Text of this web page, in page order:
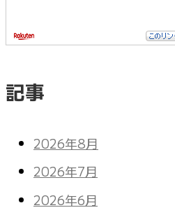
記事
2026年8月
2026年7月
2026年6月